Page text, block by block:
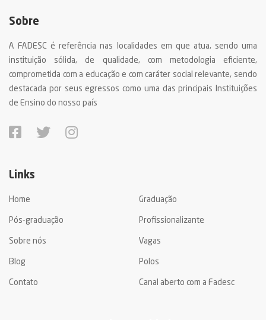
Sobre
A FADESC é referência nas localidades em que atua, sendo uma
instituição sólida, de qualidade, com metodologia eficiente,
comprometida com a educação e com caráter social relevante, sendo
destacada por seus egressos como uma das principais Instituições
de Ensino do nosso país
Links
Home Graduação
Pós-graduação Profissionalizante
Sobre nós Vagas
Blog Polos
Contato Canal aberto com a Fadesc